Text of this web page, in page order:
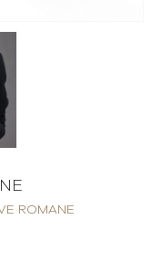
ROMANE